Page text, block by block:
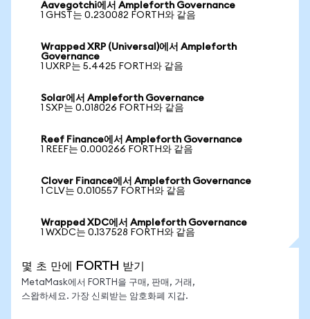
Aavegotchi에서 Ampleforth Governance
1 GHST는 0.230082 FORTH와 같음
Wrapped XRP (Universal)에서 Ampleforth
Governance
1 UXRP는 5.4425 FORTH와 같음
Solar에서 Ampleforth Governance
1 SXP는 0.018026 FORTH와 같음
Reef Finance에서 Ampleforth Governance
1 REEF는 0.000266 FORTH와 같음
Clover Finance에서 Ampleforth Governance
1 CLV는 0.010557 FORTH와 같음
Wrapped XDC에서 Ampleforth Governance
1 WXDC는 0.137528 FORTH와 같음
몇 초 만에 FORTH 받기
MetaMask에서 FORTH을 구매, 판매, 거래,
스왑하세요. 가장 신뢰받는 암호화폐 지갑.